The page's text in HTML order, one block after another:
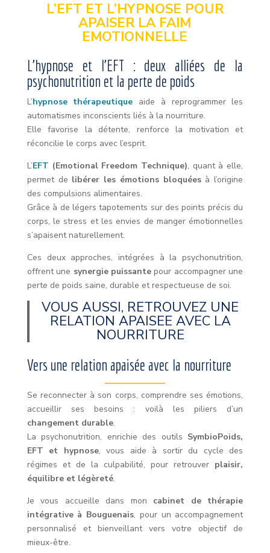
L’EFT ET L’HYPNOSE POUR
APAISER LA FAIM
EMOTIONNELLE
L’hypnose et l’EFT : deux alliées de la
psychonutrition et la perte de poids
L’hypnose thérapeutique aide à reprogrammer les
automatismes inconscients liés à la nourriture.
Elle favorise la détente, renforce la motivation et
réconcilie le corps avec l’esprit.
L’EFT (Emotional Freedom Technique), quant à elle,
permet de libérer les émotions bloquéesà l’origine
des compulsions alimentaires.
Grâce à de légers tapotements sur des points précis du
corps, le stress et les envies de manger émotionnelles
s’apaisent naturellement.
Ces deux approches, intégrées à la psychonutrition,
offrent une synergie puissante pour accompagner une
perte de poids saine, durable et respectueuse de soi.
VOUS AUSSI, RETROUVEZ UNE
RELATION APAISEE AVEC LA
NOURRITURE
Vers une relation apaisée avec la nourriture
Se reconnecter à son corps, comprendre ses émotions,
accueillir ses besoins : voilà les piliers d’un
changement durable.
La psychonutrition, enrichie des outils SymbioPoids,
EFT et hypnose, vous aide à sortir du cycle des
régimes et de la culpabilité, pour retrouver plaisir,
équilibre et légèreté.
Je vous accueille dans mon cabinet de thérapie
intégrative à Bouguenais, pour un accompagnement
personnalisé et bienveillant vers votre objectif de
mieux-être.